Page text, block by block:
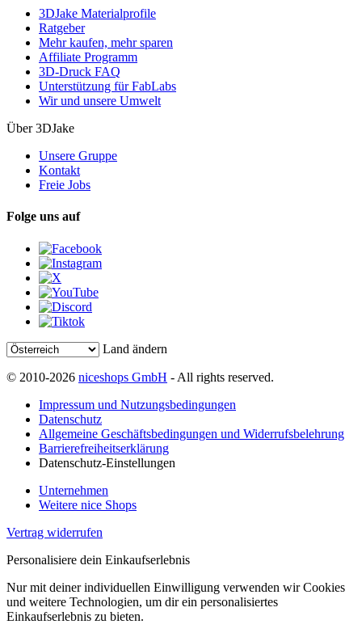
3DJake Materialprofile
Ratgeber
Mehr kaufen, mehr sparen
Affiliate Programm
3D-Druck FAQ
Unterstützung für FabLabs
Wir und unsere Umwelt
Über 3DJake
Unsere Gruppe
Kontakt
Freie Jobs
Folge uns auf
Land ändern
© 2010-2026 niceshops GmbH - All rights reserved.
Impressum und Nutzungsbedingungen
Datenschutz
Allgemeine Geschäftsbedingungen und Widerrufsbelehrung
Barrierefreiheitserklärung
Datenschutz-Einstellungen
Unternehmen
Weitere nice Shops
Vertrag widerrufen
Personalisiere dein Einkaufserlebnis
Nur mit deiner individuellen Einwilligung verwenden wir Cookies
und weitere Technologien, um dir ein personalisiertes
Einkaufserlebnis zu bieten.